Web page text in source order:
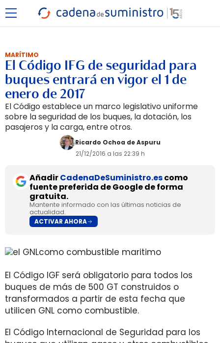
MARÍTIMO
El Código IFG de seguridad para
buques entrará en vigor el 1 de
enero de 2017
El Código establece un marco legislativo uniforme
sobre la seguridad de los buques, la dotación, los
pasajeros y la carga, entre otros.
Ricardo Ochoa de Aspuru
21/12/2016 a las 22:39 h
AñadirCadenaDeSuministro.escomo
fuente preferida de Google de forma
gratuita.
Mantente informado con las últimas noticias de
actualidad.
ACTIVAR AHORA
El Código IGF será obligatorio para todos los
buques de más de 500 GT construidos o
transformados a partir de esta fecha que
utilicen GNL como combustible.
El Código Internacional de Seguridad para los